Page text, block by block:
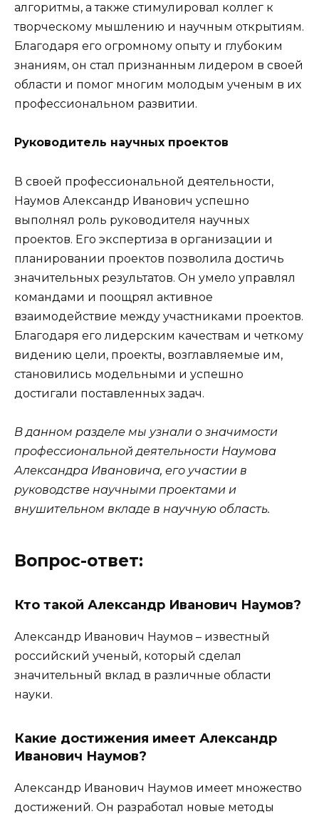
алгоритмы, а также стимулировал коллег к
творческому мышлению и научным открытиям.
Благодаря его огромному опыту и глубоким
знаниям, он стал признанным лидером в своей
области и помог многим молодым ученым в их
профессиональном развитии.
Руководитель научных проектов
В своей профессиональной деятельности,
Наумов Александр Иванович успешно
выполнял роль руководителя научных
проектов. Его экспертиза в организации и
планировании проектов позволила достичь
значительных результатов. Он умело управлял
командами и поощрял активное
взаимодействие между участниками проектов.
Благодаря его лидерским качествам и четкому
видению цели, проекты, возглавляемые им,
становились модельными и успешно
достигали поставленных задач.
В данном разделе мы узнали о значимости
профессиональной деятельности Наумова
Александра Ивановича, его участии в
руководстве научными проектами и
внушительном вкладе в научную область.
Вопрос-ответ:
Кто такой Александр Иванович Наумов?
Александр Иванович Наумов – известный
российский ученый, который сделал
значительный вклад в различные области
науки.
Какие достижения имеет Александр
Иванович Наумов?
Александр Иванович Наумов имеет множество
достижений. Он разработал новые методы